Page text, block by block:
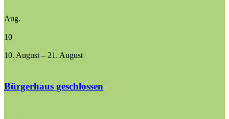
Aug.
10
10. August – 21. August
Bürgerhaus geschlossen